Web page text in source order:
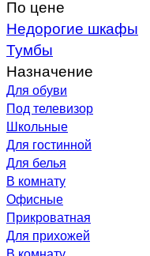
По цене
Недорогие шкафы
Тумбы
Назначение
Для обуви
Под телевизор
Школьные
Для гостинной
Для белья
В комнату
Офисные
Прикроватная
Для прихожей